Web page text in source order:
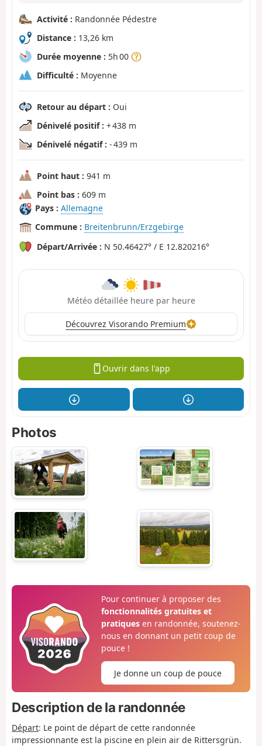
Activité : Randonnée Pédestre
Distance : 13,26 km
Durée moyenne : 5h 00
Difficulté : Moyenne
Retour au départ : Oui
Dénivelé positif : + 438 m
Dénivelé négatif : - 439 m
Point haut : 941 m
Point bas : 609 m
Pays : Allemagne
Commune : Breitenbrunn/Erzgebirge
Départ/Arrivée : N 50.46427° / E 12.820216°
Météo détaillée heure par heure
Découvrez Visorando Premium
Ouvrir dans l'app
Photos
Pour continuer à proposer des
fonctionnalités gratuites et
pratiquesen randonnée, soutenez-
nous en donnant un petit coup de
pouce !
Je donne un coup de pouce
Description de la randonnée
Départ: Le point de départ de cette randonnée
impressionnante est la piscine en plein air de Rittersgrün.